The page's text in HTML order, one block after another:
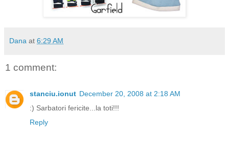
Dana at 6:29 AM
1 comment:
stanciu.ionut December 20, 2008 at 2:18 AM
:) Sarbatori fericite...la toti!!!
Reply